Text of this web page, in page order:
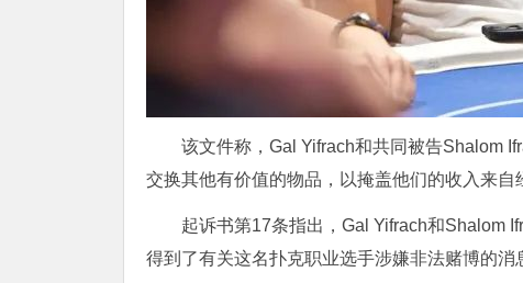
该文件称，Gal Yifrach和共同被告Shalom
交换其他有价值的物品，以掩盖他们的收入来自
起诉书第17条指出，Gal Yifrach和Shalom
得到了有关这名扑克职业选手涉嫌非法赌博的消